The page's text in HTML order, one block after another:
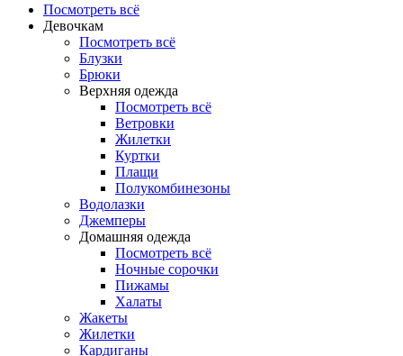
Посмотреть всё
Девочкам
Посмотреть всё
Блузки
Брюки
Верхняя одежда
Посмотреть всё
Ветровки
Жилетки
Куртки
Плащи
Полукомбинезоны
Водолазки
Джемперы
Домашняя одежда
Посмотреть всё
Ночные сорочки
Пижамы
Халаты
Жакеты
Жилетки
Кардиганы